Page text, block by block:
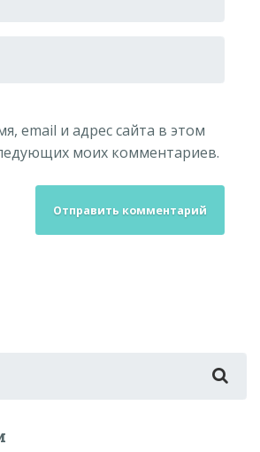
email и адрес сайта в этом
моих комментариев.